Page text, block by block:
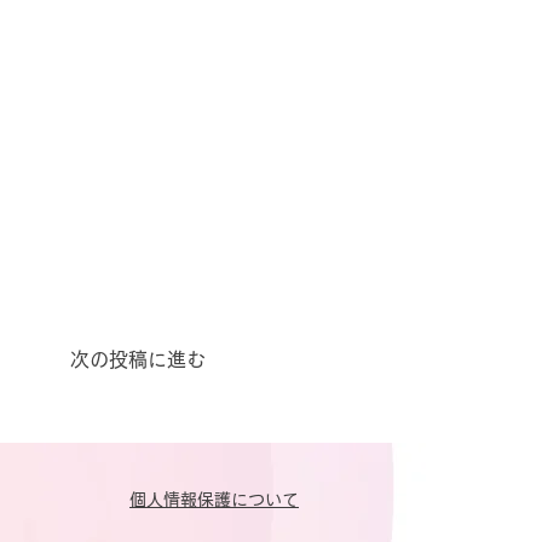
次の投稿に進む
​個人情報保護について